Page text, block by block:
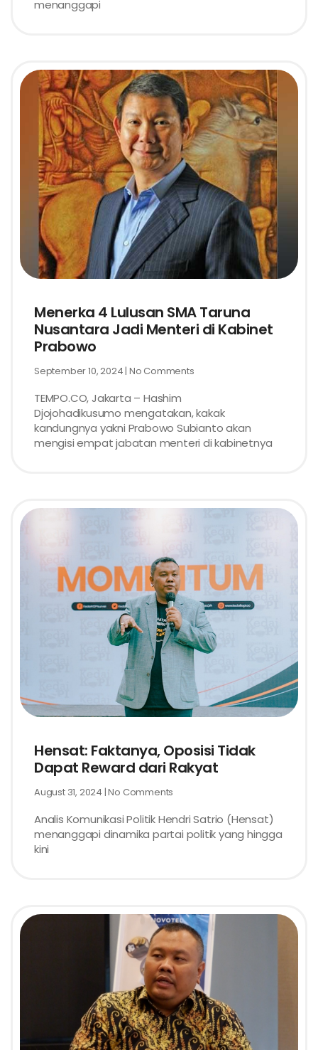
menanggapi
Menerka 4 Lulusan SMA Taruna
Nusantara Jadi Menteri di Kabinet
Prabowo
September 10, 2024 No Comments
TEMPO.CO, Jakarta – Hashim
Djojohadikusumo mengatakan, kakak
kandungnya yakni Prabowo Subianto akan
mengisi empat jabatan menteri di kabinetnya
Hensat: Faktanya, Oposisi Tidak
Dapat Reward dari Rakyat
August 31, 2024 No Comments
Analis Komunikasi Politik Hendri Satrio (Hensat)
menanggapi dinamika partai politik yang hingga
kini